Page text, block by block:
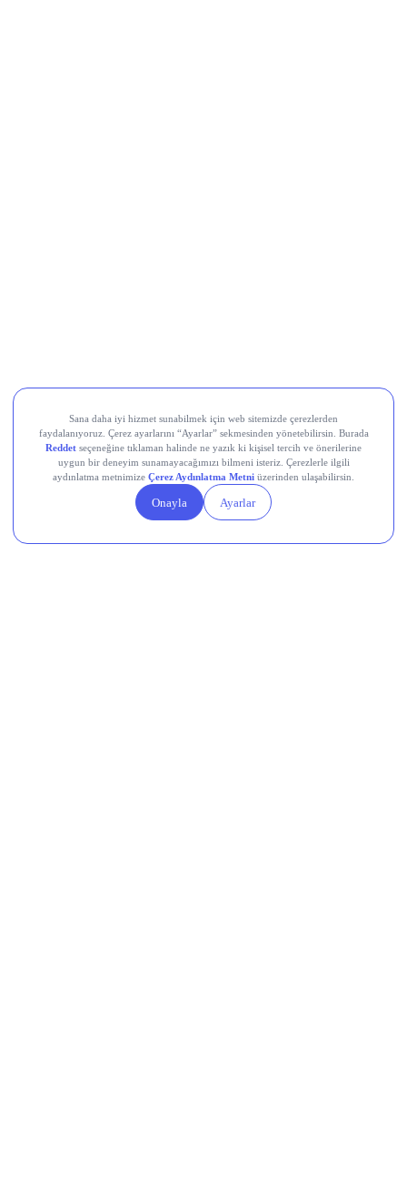
İnce cidarlı IML plastik ambalaj üretimi